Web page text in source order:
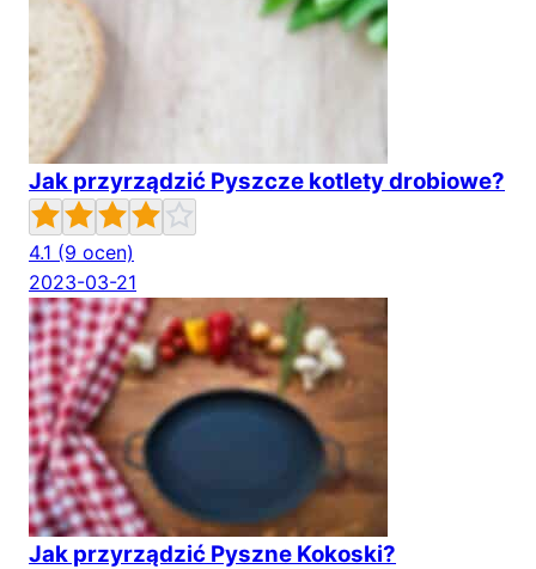
Jak przyrządzić Pyszcze kotlety drobiowe?
4.1 (9 ocen)
2023-03-21
Jak przyrządzić Pyszne Kokoski?